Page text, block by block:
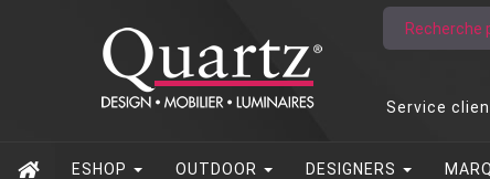
Service
ESHOP OUTDOOR DESIGNERS